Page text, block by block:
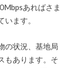
あればさま
ます。
の状況、基地局
もあります。そ